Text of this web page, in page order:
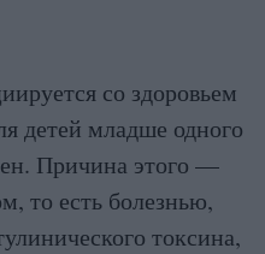
со здоровьем
детей младше одного
Причина этого —
то есть болезнью,
токсина,